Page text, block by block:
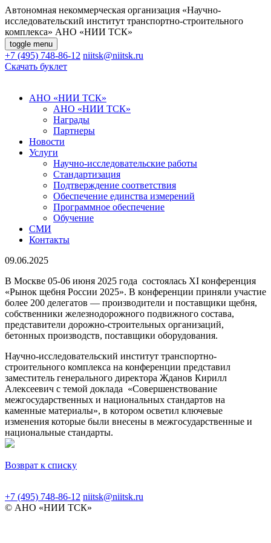
Автономная некоммерческая организация «Научно-
исследовательский институт транспортно-строительного
комплекса» АНО «НИИ ТСК»
toggle menu
+7 (495) 748-86-12 niitsk@niitsk.ru
Скачать буклет
АНО «НИИ ТСК»
АНО «НИИ ТСК»
Награды
Партнеры
Новости
Услуги
Научно-исследовательские работы
Стандартизация
Подтверждение соответствия
Обеспечение единства измерений
Программное обеспечение
Обучение
СМИ
Контакты
09.06.2025
В Москве 05-06 июня 2025 года состоялась XI конференция
«Рынок щебня России 2025». В конференции приняли участие
более 200 делегатов — производители и поставщики щебня,
собственники железнодорожного подвижного состава,
представители дорожно-строительных организаций,
бетонных производств, поставщики оборудования.
Научно-исследовательский институт транспортно-
строительного комплекса на конференции представил
заместитель генерального директора Жданов Кирилл
Алексеевич с темой доклада «Совершенствование
межгосударственных и национальных стандартов на
каменные материалы», в котором осветил ключевые
изменения которые были внесены в межгосударственные и
национальные стандарты.
Возврат к списку
+7 (495) 748-86-12 niitsk@niitsk.ru
© АНО «НИИ ТСК»